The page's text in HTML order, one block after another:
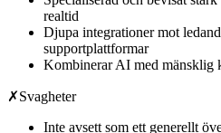
realtid
Djupa integrationer mot
supportplattformar
Kombinerar AI med mänsklig
✗Svagheter
Inte avsett som ett generellt